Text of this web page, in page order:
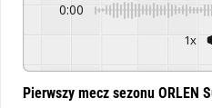
0:00
1x
Pierwszy mecz sezonu